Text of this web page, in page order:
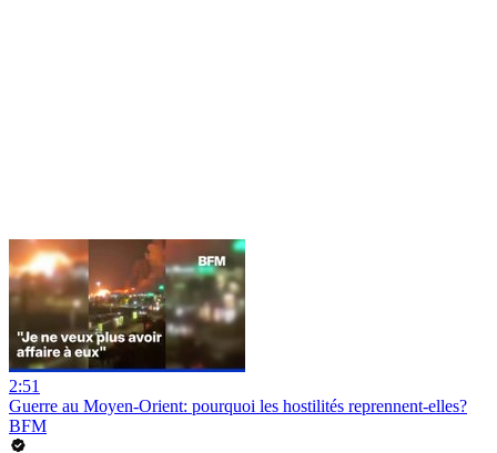
2:51
Guerre au Moyen-Orient: pourquoi les hostilités reprennent-elles?
BFM